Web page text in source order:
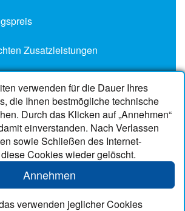
verwenden für die Dauer Ihres
die Ihnen bestmögliche technische
Durch das Klicken auf „Annehmen“
einverstanden. Nach Verlassen
sowie Schließen des Internet-
Cookies wieder gelöscht.
Annehmen
verwenden jeglicher Cookies
Zusatzleistungen
unverbindliche